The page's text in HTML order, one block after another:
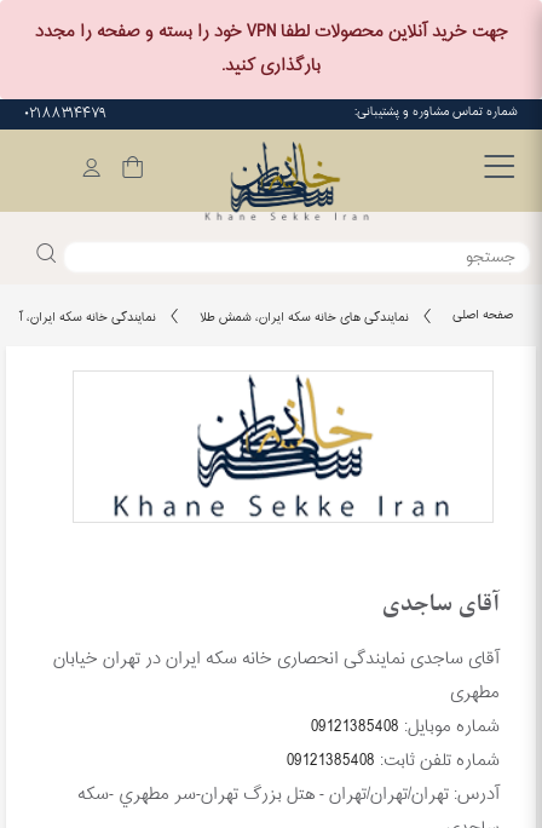
جهت خرید آنلاین محصولات لطفا VPN خود را بسته و صفحه را مجدد
بارگذاری کنید.
شماره تماس مشاوره و پشتیبانی: ۰۲۱۸۸۳۱۴۴۷۹
صفحه اصلی نمایندگی های خانه سکه ایران، شمش طلا نمایندگی خانه سکه ایران،
آقای ساجدی
آقای ساجدی نمایندگی انحصاری خانه سکه ایران در تهران خیابان
مطهری
شماره موبایل: 09121385408
شماره تلفن ثابت: 09121385408
آدرس: تهران/تهران/تهران - هتل بزرگ تهران-سر مطهري -سكه